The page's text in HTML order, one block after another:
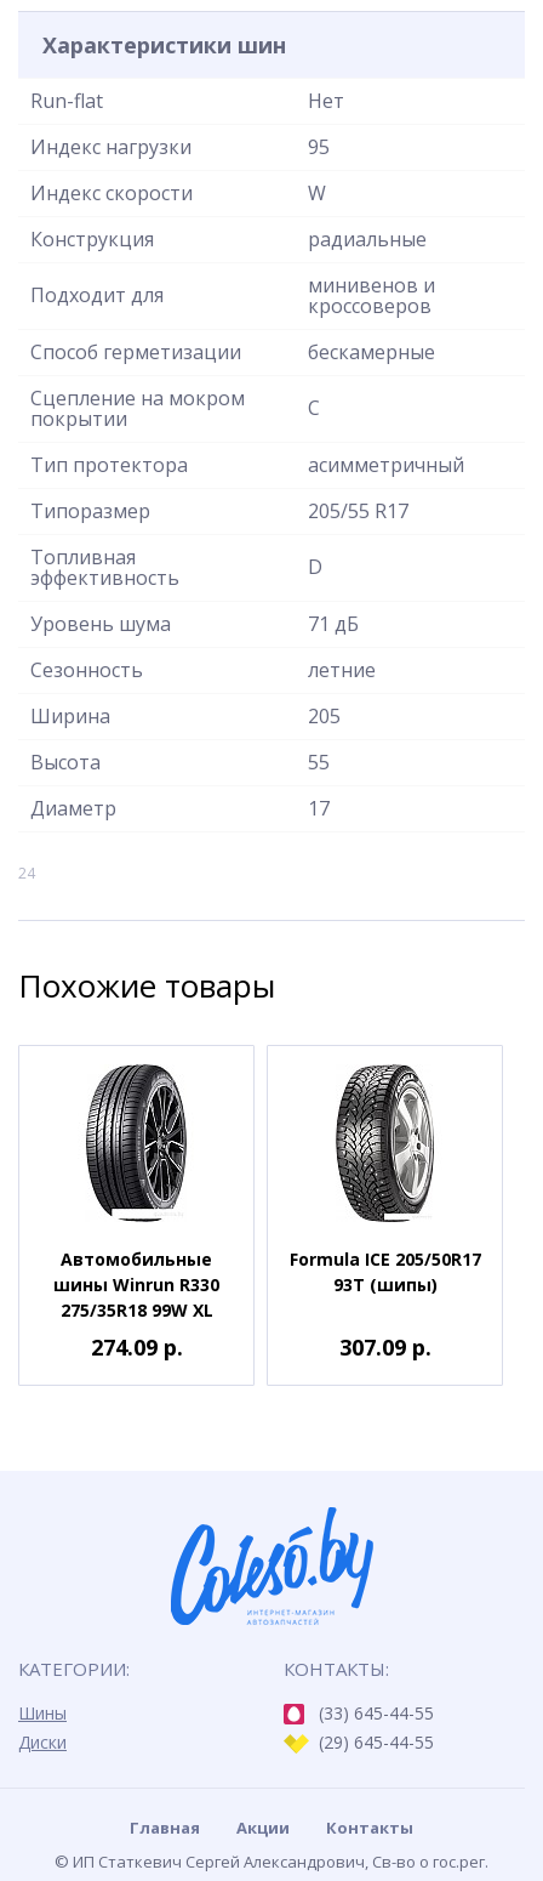
Характеристики шин
Run-flat
Нет
Индекс нагрузки
95
Индекс скорости
W
Конструкция
радиальные
Подходит для минивенов и
кроссоверов
Способ герметизации
бескамерные
Сцепление на мокром
покрытии C
Тип протектора
асимметричный
Типоразмер
205/55 R17
Топливная
эффективность D
Уровень шума
71 дБ
Сезонность
летние
Ширина
205
Высота
55
Диаметр
17
24
Похожие товары
Автомобильные
шины Winrun R330
275/35R18 99W XL
274.09 р.
Formula ICE 205/50R17
93T (шипы)
307.09 р.
КАТЕГОРИИ:
Шины
Диски
КОНТАКТЫ:
(33) 645-44-55
(29) 645-44-55
Главная Акции
Контакты
© ИП Статкевич Сергей Александрович, Св-во о гос.рег.